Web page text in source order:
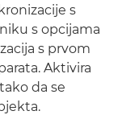
s
s opcijama
s prvom
Aktivira
da se